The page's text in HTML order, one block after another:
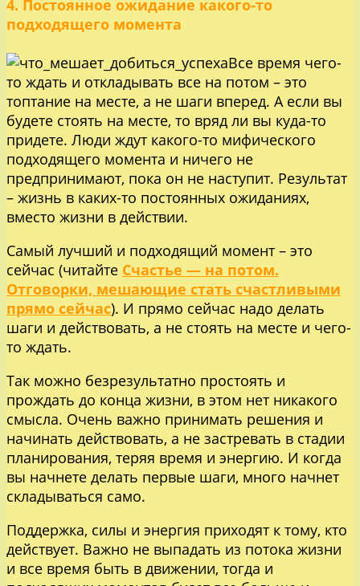
4. Постоянное ожидание какого-то
подходящего момента
Все время чего-
то ждать и откладывать все на потом – это
топтание на месте, а не шаги вперед. А если вы
будете стоять на месте, то вряд ли вы куда-то
придете. Люди ждут какого-то мифического
подходящего момента и ничего не
предпринимают, пока он не наступит. Результат
– жизнь в каких-то постоянных ожиданиях,
вместо жизни в действии.
Самый лучший и подходящий момент – это
сейчас (читайте Счастье — на потом.
Отговорки, мешающие стать счастливыми
прямо сейчас). И прямо сейчас надо делать
шаги и действовать, а не стоять на месте и чего-
то ждать.
Так можно безрезультатно простоять и
прождать до конца жизни, в этом нет никакого
смысла. Очень важно принимать решения и
начинать действовать, а не застревать в стадии
планирования, теряя время и энергию. И когда
вы начнете делать первые шаги, много начнет
складываться само.
Поддержка, силы и энергия приходят к тому, кто
действует. Важно не выпадать из потока жизни
и все время быть в движении, тогда и